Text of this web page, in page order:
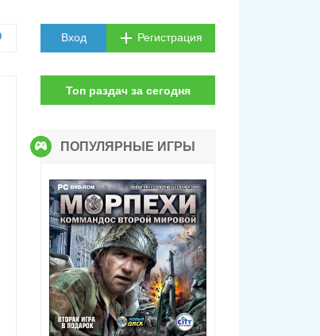
Вход Регистрация
Топ раздач за сегодня
ПОПУЛЯРНЫЕ ИГРЫ